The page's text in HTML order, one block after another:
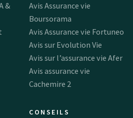
&
Avis Assurance vie
Boursorama
Avis Assurance vie Fortuneo
Avis sur Evolution Vie
Avis sur l’assurance vie Afer
Avis assurance vie
Cachemire 2
CONSEILS